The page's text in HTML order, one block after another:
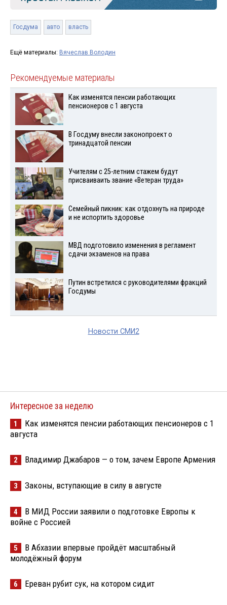
Госдума авто власть
Ещё материалы: Вячеслав Володин
Рекомендуемые материалы
Как изменятся пенсии работающих
пенсионеров с 1 августа
В Госдуму внесли законопроект о
тринадцатой пенсии
Учителям с 25-летним стажем будут
присваиваить звание «Ветеран труда»
Семейный пикник: как отдохнуть на природе
и не испортить здоровье
МВД подготовило изменения в регламент
сдачи экзаменов на права
Путин встретился с руководителями фракций
Госдумы
Новости СМИ2
Интересное за неделю
1
Как изменятся пенсии работающих пенсионеров с 1
августа
2 Владимир Джабаров — о том, зачем Европе Армения
3 Законы, вступающие в силу в августе
4
В МИД России заявили о подготовке Европы к
войне с Россией
5
В Абхазии впервые пройдёт масштабный
молодёжный форум
6 Ереван рубит сук, на котором сидит